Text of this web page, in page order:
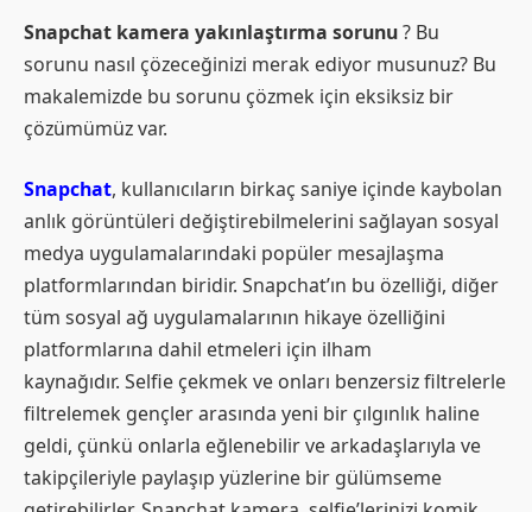
Snapchat kamera yakınlaştırma sorunu? Bu
sorunu nasıl çözeceğinizi merak ediyor musunuz? Bu
makalemizde bu sorunu çözmek için eksiksiz bir
çözümümüz var.
Snapchat, kullanıcıların birkaç saniye içinde kaybolan
anlık görüntüleri değiştirebilmelerini sağlayan sosyal
medya uygulamalarındaki popüler mesajlaşma
platformlarından biridir. Snapchat’ın bu özelliği, diğer
tüm sosyal ağ uygulamalarının hikaye özelliğini
platformlarına dahil etmeleri için ilham
kaynağıdır. Selfie çekmek ve onları benzersiz filtrelerle
filtrelemek gençler arasında yeni bir çılgınlık haline
geldi, çünkü onlarla eğlenebilir ve arkadaşlarıyla ve
takipçileriyle paylaşıp yüzlerine bir gülümseme